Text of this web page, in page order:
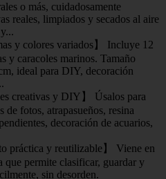
o más, cuidadosamente
reales, limpiados y secados al aire
y colores variados】 Incluye 12
y caracoles marinos. Tamaño
ideal para DIY, decoración
creativas y DIY】 Úsalos para
de fotos, atrapasueños, resina
decoración de acuarios,
práctica y reutilizable】 Viene en
que permite clasificar, guardar y
sin desorden.